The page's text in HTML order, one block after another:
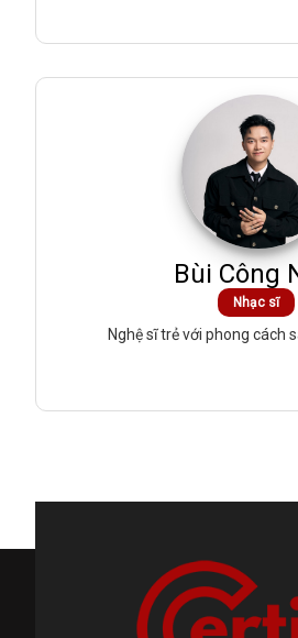
Bùi Công
Nhạc sĩ
Nghệ sĩ trẻ với phong cách